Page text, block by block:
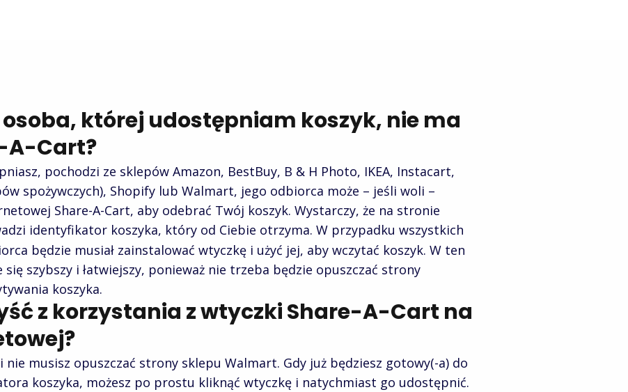
osoba, której udostępniam koszyk, nie ma
A-Cart?
pochodzi ze sklepów Amazon, BestBuy, B & H Photo, IKEA, Instacart,
spożywczych), Shopify lub Walmart, jego odbiorca może – jeśli woli –
Share-A-Cart, aby odebrać Twój koszyk. Wystarczy, że na stronie
identyfikator koszyka, który od Ciebie otrzyma. W przypadku wszystkich
będzie musiał zainstalować wtyczkę i użyć jej, aby wczytać koszyk. W ten
się szybszy i łatwiejszy, ponieważ nie trzeba będzie opuszczać strony
koszyka.
z korzystania z wtyczki Share-A-Cart na
musisz opuszczać strony sklepu Walmart. Gdy już będziesz gotowy(-a) do
koszyka, możesz po prostu kliknąć wtyczkę i natychmiast go udostępnić.